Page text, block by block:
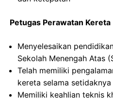
Petugas Perawatan Kereta
Menyelesaikan
Sekolah Menengah Atas
Telah memiliki
kereta selama
Memiliki keahlian teknis